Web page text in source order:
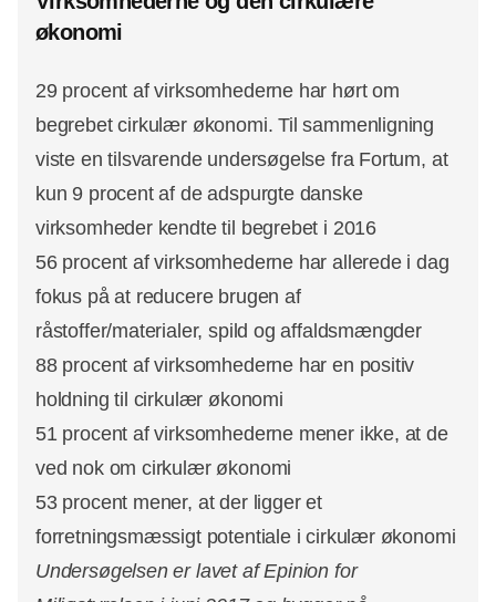
økonomi
29 procent af virksomhederne har hørt om
begrebet cirkulær økonomi. Til sammenligning
viste en tilsvarende undersøgelse fra Fortum, at
kun 9 procent af de adspurgte danske
virksomheder kendte til begrebet i 2016
56 procent af virksomhederne har allerede i dag
fokus på at reducere brugen af
råstoffer/materialer, spild og affaldsmængder
88 procent af virksomhederne har en positiv
holdning til cirkulær økonomi
51 procent af virksomhederne mener ikke, at de
ved nok om cirkulær økonomi
53 procent mener, at der ligger et
forretningsmæssigt potentiale i cirkulær økonomi
Undersøgelsen er lavet af Epinion for